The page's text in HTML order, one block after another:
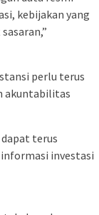
kebijakan yang
perlu terus
akuntabilitas
dapat terus
investasi